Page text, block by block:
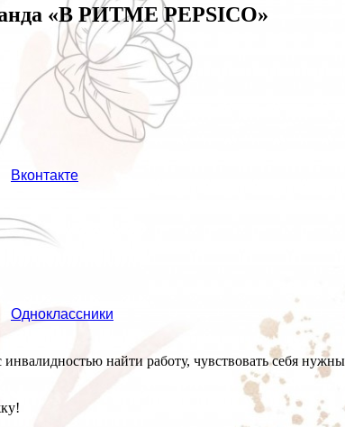
«В РИТМЕ PEPSIСO»
Вконтакте
Одноклассники
инвалидностью найти работу, чувствовать себя